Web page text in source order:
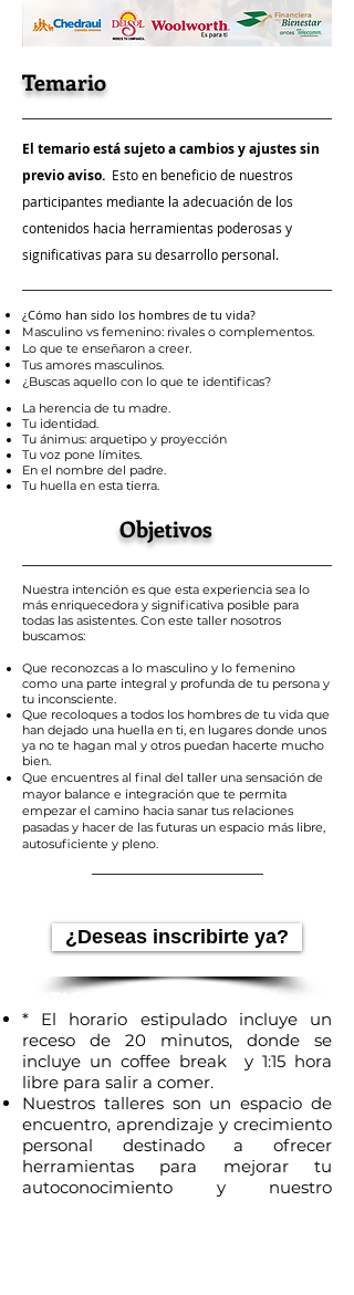
Temario
El temario está sujeto a cambios y ajustes sin
previo aviso. Esto en beneficio de nuestros
participantes mediante la adecuación de los
contenidos hacia herramientas poderosas y
significativas para su desarrollo personal.
¿Cómo han sido los hombres de tu vida?
Masculino vs femenino: rivales o complementos.
Lo que te enseñaron a creer.
Tus amores masculinos.
¿Buscas aquello con lo que te identificas?
La herencia de tu madre.
Tu identidad.
Tu ánimus: arquetipo y proyección
Tu voz pone límites.
En el nombre del padre.
Tu huella en esta tierra.
Objetivos
Nuestra intención es que esta experiencia sea lo
más enriquecedora y significativa posible para
todas las asistentes. Con este taller nosotros
buscamos:
Que reconozcas a lo masculino y lo femenino
como una parte integral y profunda de tu persona y
tu inconsciente.
Que recoloques a todos los hombres de tu vida que
han dejado una huella en ti, en lugares donde unos
ya no te hagan mal y otros puedan hacerte mucho
bien.
Que encuentres al final del taller una sensación de
mayor balance e integración que te permita
empezar el camino hacia sanar tus relaciones
pasadas y hacer de las futuras un espacio más libre,
autosuficiente y pleno.
¿Deseas inscribirte ya?
NOTAS IMPORTANTES:
* El horario estipulado incluye un
receso de 20 minutos, donde se
incluye un coffee break y 1:15 hora
libre para salir a comer.
Nuestros talleres son un espacio de
encuentro, aprendizaje y crecimiento
personal destinado a ofrecer
herramientas para mejorar tu
autoconocimiento y nuestro